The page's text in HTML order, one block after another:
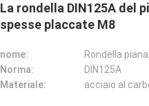
La rondella DIN125A del
spesse placcate M8
nome:
Rondella piana
Norma:
DIN125A
Materiale:
acciaio al